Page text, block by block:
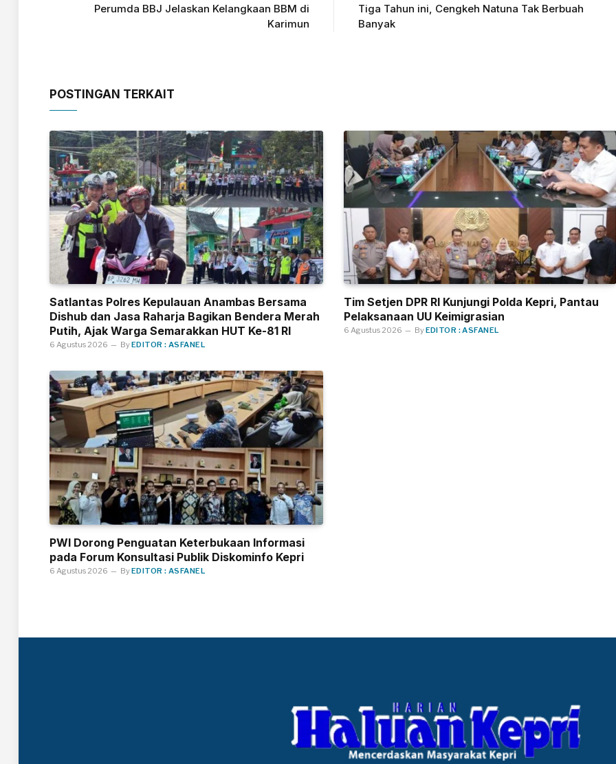
Perumda BBJ Jelaskan Kelangkaan BBM di
Karimun
Tiga Tahun ini, Cengkeh Natuna Tak Berbuah
Banyak
POSTINGAN TERKAIT
Satlantas Polres Kepulauan Anambas Bersama
Dishub dan Jasa Raharja Bagikan Bendera Merah
Putih, Ajak Warga Semarakkan HUT Ke-81 RI
6 Agustus 2026 ByEDITOR : ASFANEL
Tim Setjen DPR RI Kunjungi Polda Kepri, Pantau
Pelaksanaan UU Keimigrasian
6 Agustus 2026 ByEDITOR : ASFANEL
PWI Dorong Penguatan Keterbukaan Informasi
pada Forum Konsultasi Publik Diskominfo Kepri
6 Agustus 2026 ByEDITOR : ASFANEL